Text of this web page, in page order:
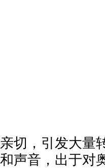
亲切，引发大量
和声音，出于对